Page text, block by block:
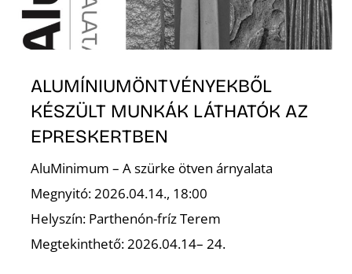
ALUMÍNIUMÖNTVÉNYEKBŐL
KÉSZÜLT MUNKÁK LÁTHATÓK AZ
EPRESKERTBEN
AluMinimum – A szürke ötven árnyalata
Megnyitó: 2026.04.14., 18:00
Helyszín: Parthenón-fríz Terem
Megtekinthető: 2026.04.14– 24.